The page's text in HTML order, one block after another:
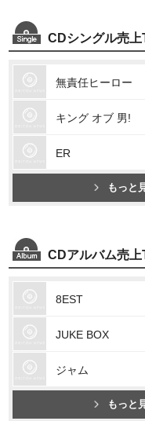
CDシングル売
無責任ヒーロー
キング オブ 男!
ER
もっと
CDアルバム売
8EST
JUKE BOX
ジャム
もっと